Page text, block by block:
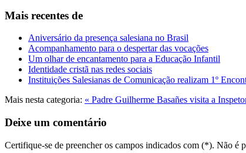
Mais recentes de
Aniversário da presença salesiana no Brasil
Acompanhamento para o despertar das vocações
Um olhar de encantamento para a Educação Infantil
Identidade cristã nas redes sociais
Instituições Salesianas de Comunicação realizam 1º
Mais nesta categoria: « Padre Guilherme Basañes visita a
Deixe um comentário
Certifique-se de preencher os campos indicados com (*). Não